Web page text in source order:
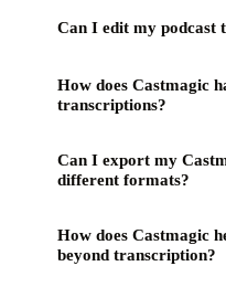
Can I edit my podcast
How does Castmagic
transcriptions?
Can I export my
different formats?
How does Castmagic
beyond transcription?